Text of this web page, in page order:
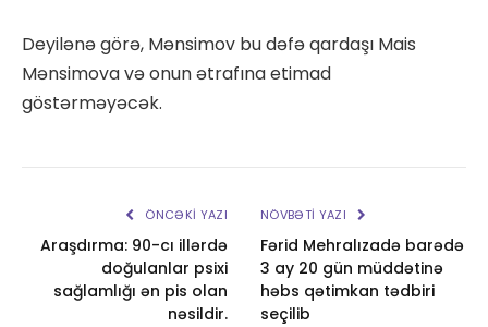
Deyilənə görə, Mənsimov bu dəfə qardaşı Mais
Mənsimova və onun ətrafına etimad
göstərməyəcək.
ÖNCƏKI YAZI
Araşdırma: 90-cı illərdə
doğulanlar psixi
sağlamlığı ən pis olan
nəsildir.
NÖVBƏTI YAZI
Fərid Mehralızadə barədə
3 ay 20 gün müddətinə
həbs qətimkan tədbiri
seçilib